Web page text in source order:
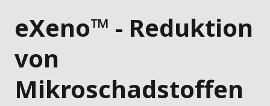
eXeno™ - Reduktion
von
Mikroschadstoffen